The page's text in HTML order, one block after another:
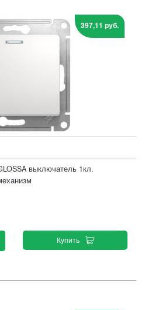
397,11 руб.
выключатель 1кл.
Купить